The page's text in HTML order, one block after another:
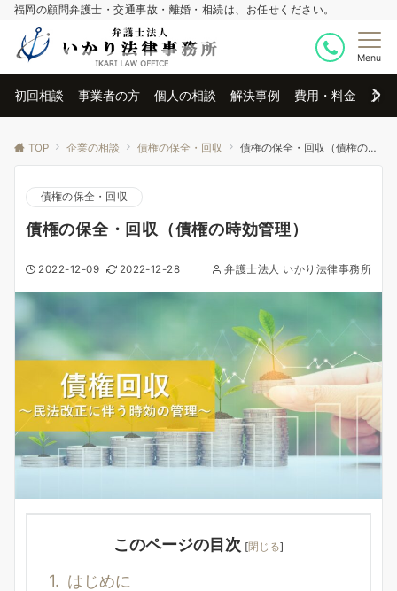
福岡の顧問弁護士・交通事故・離婚・相続は、お任せください。
Menu
初回相談 事業者の方 個人の相談 解決事例 費用・料金 弁
TOP 企業の相談 債権の保全・回収 債権の保全・回収（債権の時効管理）
債権の保全・回収
債権の保全・回収（債権の時効管理）
2022-12-09 2022-12-28 弁護士法人 いかり法律事務所
このページの目次 [閉じる]
1. はじめに